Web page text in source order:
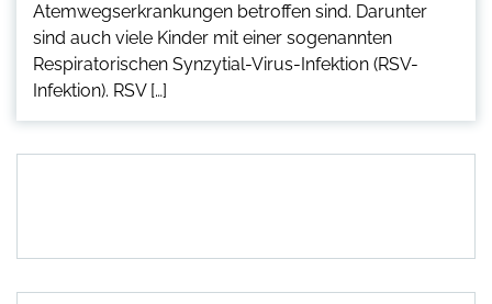
Atemwegserkrankungen betroffen sind. Darunter
sind auch viele Kinder mit einer sogenannten
Respiratorischen Synzytial-Virus-Infektion (RSV-
Infektion). RSV […]